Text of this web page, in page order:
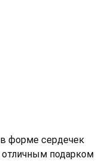
форме сердечек
отличным подарком